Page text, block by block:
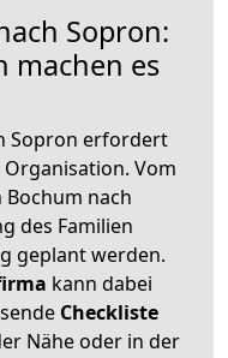
Sopron:
machen es
Sopron erfordert
Vom
nach
des Familien
geplant werden.
kann dabei
Checkliste
Nähe oder in der